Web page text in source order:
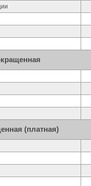
(платная)